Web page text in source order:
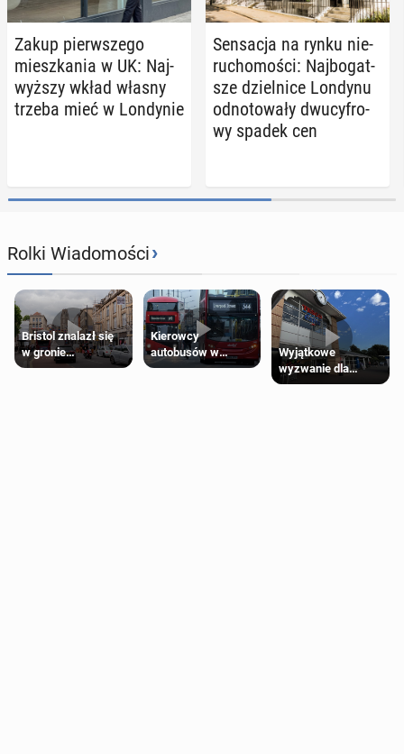
Zakup pierw­sze­go
miesz­ka­nia w UK: Naj­
wyż­szy wkład własny
trzeba mieć w Lon­dy­nie
Sen­sa­cja na rynku nie­
ru­cho­mo­ści: Naj­bo­gat­
sze dziel­ni­ce Londynu
od­no­to­wa­ły dwu­cy­fro­
wy spadek cen
Rolki Wiadomości›
Bristol znalazł się
w gronie
najlepszych
Kierowcy
autobusów w
Londynie
Wyjątkowe
wyzwanie dla
posiadaczy kart